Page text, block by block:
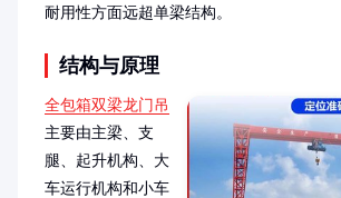
耐用性方面远超单梁结构。
结构与原理
全包箱双梁龙门吊
主要由主梁、支
腿、起升机构、大
车运行机构和小车